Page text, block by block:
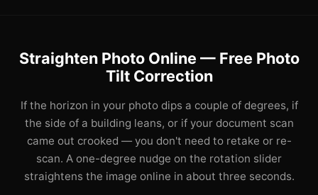
Straighten Photo Online — Free Photo
Tilt Correction
If the horizon in your photo dips a couple of degrees, if
the side of a building leans, or if your document scan
came out crooked — you don't need to retake or re-
scan. A one-degree nudge on the rotation slider
straightens the image online in about three seconds.